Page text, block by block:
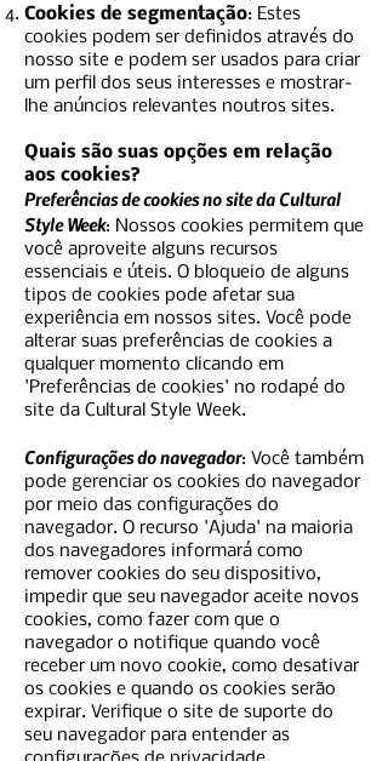
Cookies de segmentação: Estes
cookies podem ser definidos através do
nosso site e podem ser usados para criar
um perfil dos seus interesses e mostrar-
lhe anúncios relevantes noutros sites.
Quais são suas opções em relação
aos cookies?
Preferências de cookies no site da Cultural
Style Week: Nossos cookies permitem que
você aproveite alguns recursos
essenciais e úteis. O bloqueio de alguns
tipos de cookies pode afetar sua
experiência em nossos sites. Você pode
alterar suas preferências de cookies a
qualquer momento clicando em
'Preferências de cookies' no rodapé do
site da Cultural Style Week.
Configurações do navegador: Você também
pode gerenciar os cookies do navegador
por meio das configurações do
navegador. O recurso 'Ajuda' na maioria
dos navegadores informará como
remover cookies do seu dispositivo,
impedir que seu navegador aceite novos
cookies, como fazer com que o
navegador o notifique quando você
receber um novo cookie, como desativar
os cookies e quando os cookies serão
expirar. Verifique o site de suporte do
seu navegador para entender as